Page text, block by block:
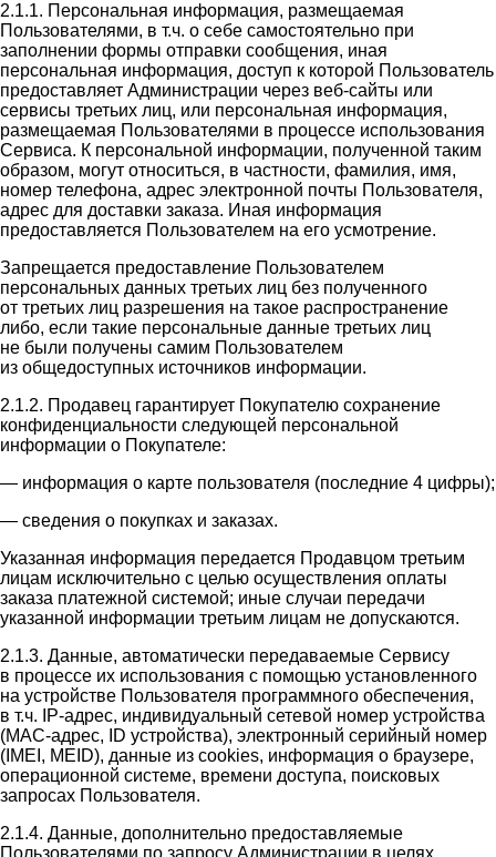
2.1.1. Персональная информация, размещаемая
Пользователями, в т.ч. о себе самостоятельно при
заполнении формы отправки сообщения, иная
персональная информация, доступ к которой Пользователь
предоставляет Администрации через веб-сайты или
сервисы третьих лиц, или персональная информация,
размещаемая Пользователями в процессе использования
Сервиса. К персональной информации, полученной таким
образом, могут относиться, в частности, фамилия, имя,
номер телефона, адрес электронной почты Пользователя,
адрес для доставки заказа. Иная информация
предоставляется Пользователем на его усмотрение.
Запрещается предоставление Пользователем
персональных данных третьих лиц без полученного
от третьих лиц разрешения на такое распространение
либо, если такие персональные данные третьих лиц
не были получены самим Пользователем
из общедоступных источников информации.
2.1.2. Продавец гарантирует Покупателю сохранение
конфиденциальности следующей персональной
информации о Покупателе:
— информация о карте пользователя (последние 4 цифры);
— сведения о покупках и заказах.
Указанная информация передается Продавцом третьим
лицам исключительно с целью осуществления оплаты
заказа платежной системой; иные случаи передачи
указанной информации третьим лицам не допускаются.
2.1.3. Данные, автоматически передаваемые Сервису
в процессе их использования с помощью установленного
на устройстве Пользователя программного обеспечения,
в т.ч. IP-адрес, индивидуальный сетевой номер устройства
(MAC-адрес, ID устройства), электронный серийный номер
(IMEI, MEID), данные из cookies, информация о браузере,
операционной системе, времени доступа, поисковых
запросах Пользователя.
2.1.4. Данные, дополнительно предоставляемые